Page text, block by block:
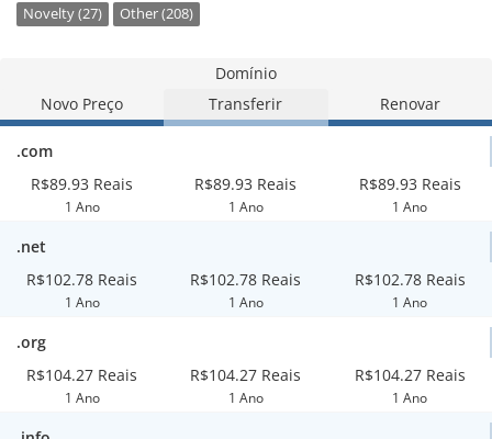
Novelty (27)
Other (208)
Domínio
Novo Preço
Transferir Renovar
.com
R$89.93 Reais
1 Ano
R$89.93 Reais
1 Ano
R$89.93 Reais
1 Ano
.net
R$102.78 Reais
1 Ano
R$102.78 Reais
1 Ano
R$102.78 Reais
1 Ano
.org
R$104.27 Reais
1 Ano
R$104.27 Reais
1 Ano
R$104.27 Reais
1 Ano